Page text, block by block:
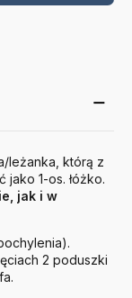
leżanka, którą z
1-os. łóżko.
jak i w
2 poduszki